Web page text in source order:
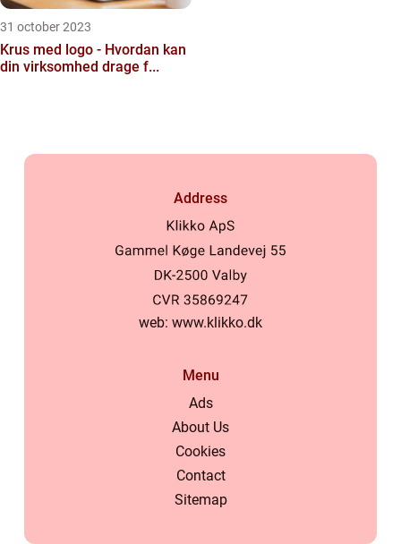
31 october 2023
Krus med logo - Hvordan kan
din virksomhed drage f...
Address
web: www.klikko.dk
Menu
Ads
About Us
Cookies
Contact
Sitemap